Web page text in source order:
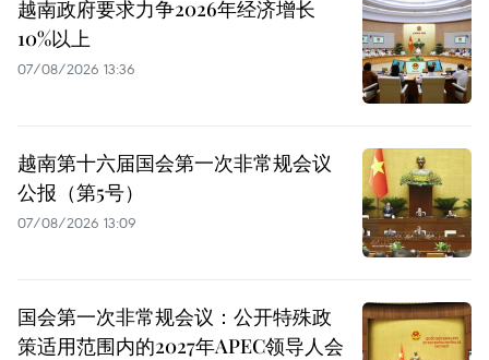
越南政府要求力争2026年经济增长
10%以上
07/08/2026 13:36
越南第十六届国会第一次非常规会议
公报（第5号）
07/08/2026 13:09
国会第一次非常规会议：公开特殊政
策适用范围内的2027年APEC领导人会